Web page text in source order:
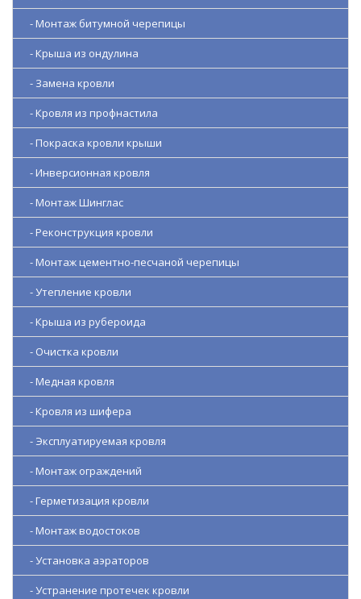
- Монтаж битумной черепицы
- Крыша из ондулина
- Замена кровли
- Кровля из профнастила
- Покраска кровли крыши
- Инверсионная кровля
- Монтаж Шинглас
- Реконструкция кровли
- Монтаж цементно-песчаной черепицы
- Утепление кровли
- Крыша из рубероида
- Очистка кровли
- Медная кровля
- Кровля из шифера
- Эксплуатируемая кровля
- Монтаж ограждений
- Герметизация кровли
- Монтаж водостоков
- Установка аэраторов
- Устранение протечек кровли